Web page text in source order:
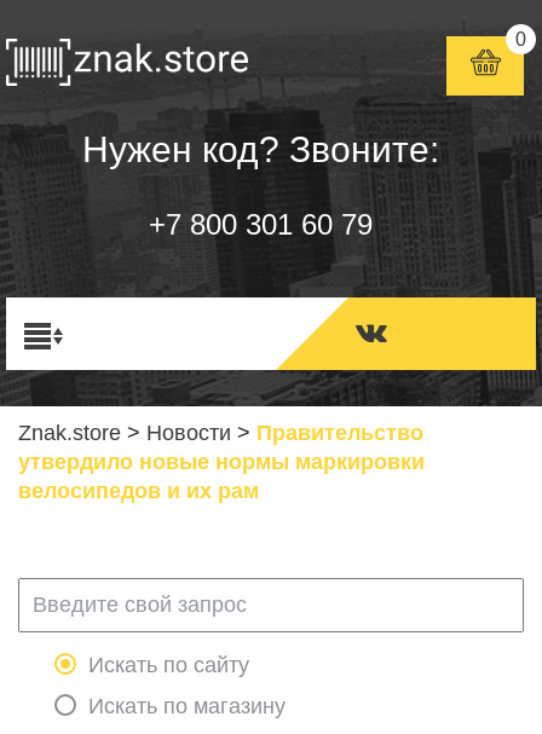
Нужен код? Звоните:
+7 800 301 60 79
0
Znak.store > Новости > Правительство
утвердило новые нормы маркировки
велосипедов и их рам
Искать по сайту
Искать по магазину